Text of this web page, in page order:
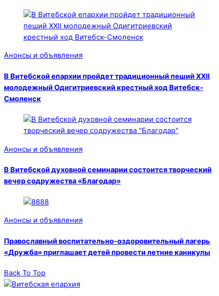
Анонсы и объявления
В Витебской епархии пройдет традиционный пеший XXII
молодежный Одигитриевский крестный ход Витебск-
Смоленск
Анонсы и объявления
В Витебской духовной семинарии состоится творческий
вечер содружества «Благодар»
Анонсы и объявления
Православный воспитательно-оздоровительный лагерь
«Дружба» приглашает детей провести летние каникулы
Back To Top